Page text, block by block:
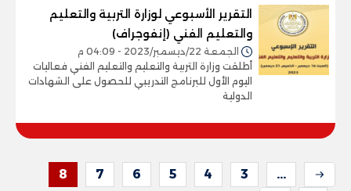
التقرير الأسبوعي لوزارة التربية والتعليم
والتعليم الفني (إنفوجراف)
الجمعة 22/ديسمبر/2023 - 04:09 م
أطلقت وزارة التربية والتعليم والتعليم الفني فعاليات
اليوم الأول للبرنامج التدريبي للحصول على الشهادات
الدولية
...
3
4
5
6
7
8